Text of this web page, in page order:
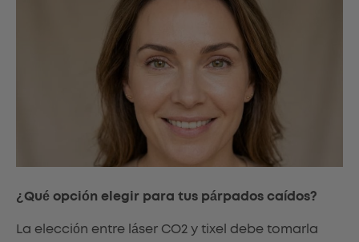
¿Qué opción elegir para tus párpados caídos?
La elección entre láser CO2 y tixel debe tomarla